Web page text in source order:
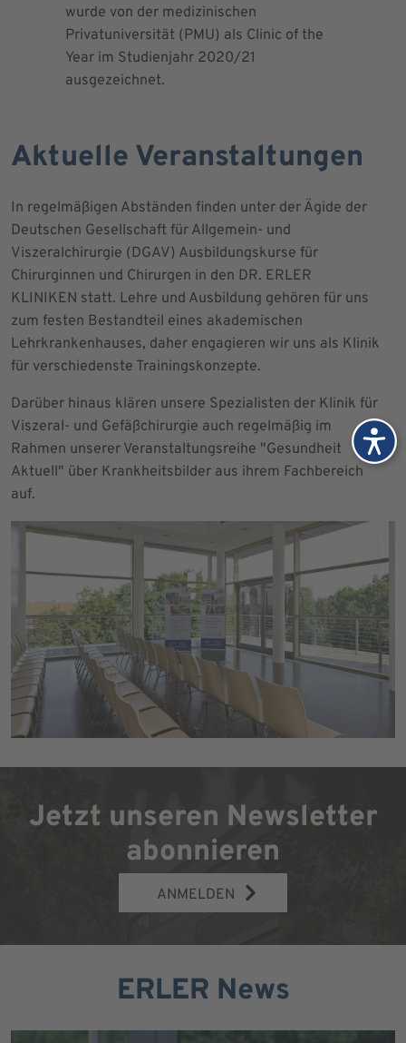
wurde von der medizinischen
Privatuniversität (PMU) als Clinic of the
Year im Studienjahr 2020/21
ausgezeichnet.
Aktuelle Veranstaltungen
In regelmäßigen Abständen finden unter der Ägide der
Deutschen Gesellschaft für Allgemein- und
Viszeralchirurgie (DGAV) Ausbildungskurse für
Chirurginnen und Chirurgen in den DR. ERLER
KLINIKEN statt. Lehre und Ausbildung gehören für uns
zum festen Bestandteil eines akademischen
Lehrkrankenhauses, daher engagieren wir uns als Klinik
für verschiedenste Trainingskonzepte.
Darüber hinaus klären unsere Spezialisten der Klinik für
Viszeral- und Gefäßchirurgie auch regelmäßig im
Rahmen unserer Veranstaltungsreihe "Gesundheit
Aktuell" über Krankheitsbilder aus ihrem Fachbereich
auf.
Jetzt unseren Newsletter
abonnieren
ANMELDEN
ERLER News